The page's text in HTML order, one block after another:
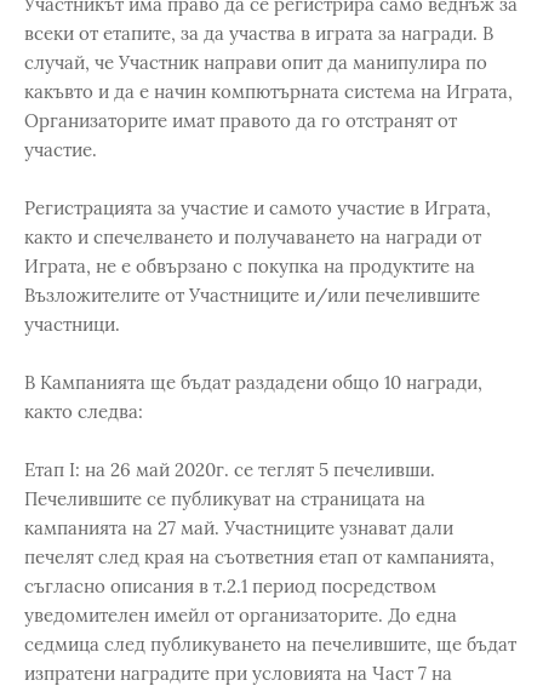
всеки от етапите, за да участва в играта за награди. В
случай, че Участник направи опит да манипулира по
какъвто и да е начин компютърната система на Играта,
Организаторите имат правото да го отстранят от
участие.
Регистрацията за участие и самото участие в Играта,
както и спечелването и получаването на награди от
Играта, не е обвързано с покупка на продуктите на
Възложителите от Участниците и/или печелившите
участници.
В Кампанията ще бъдат раздадени общо 10 награди,
както следва:
Етап I: на 26 май 2020г. се теглят 5 печеливши.
Печелившите се публикуват на страницата на
кампанията на 27 май. Участниците узнават дали
печелят след края на съответния етап от кампанията,
съгласно описания в т.2.1 период посредством
уведомителен имейл от организаторите. До една
седмица след публикуването на печелившите, ще бъдат
изпратени наградите при условията на Част 7 на